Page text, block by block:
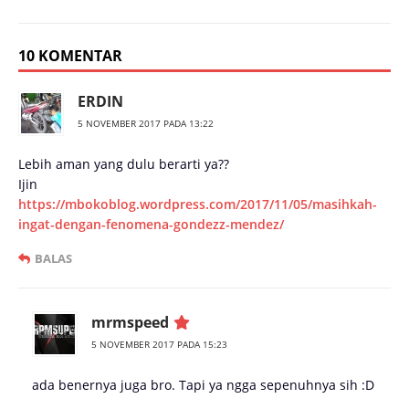
10 KOMENTAR
ERDIN
5 NOVEMBER 2017 PADA 13:22
Lebih aman yang dulu berarti ya??
Ijin
https://mbokoblog.wordpress.com/2017/11/05/masihkah-
ingat-dengan-fenomena-gondezz-mendez/
BALAS
mrmspeed
5 NOVEMBER 2017 PADA 15:23
ada benernya juga bro. Tapi ya ngga sepenuhnya sih :D